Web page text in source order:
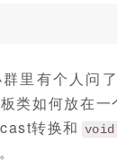
里有个人问
类如何放在一
转换和